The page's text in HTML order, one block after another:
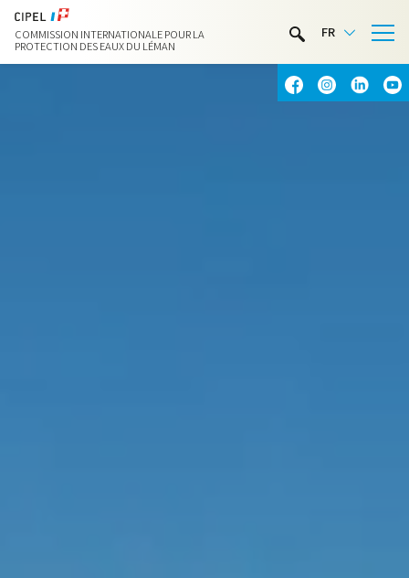
COMMISSION INTERNATIONALE POUR LA
PROTECTION DES EAUX DU LÉMAN
FR
LIMNOTHÈQUE
ACTIVITÉS NAUTIQUES
CONTACT & ACCÈS